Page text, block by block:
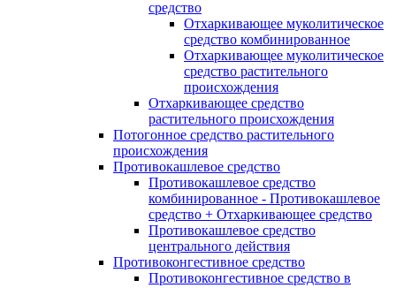
средство
Отхаркивающее муколитическое
средство комбинированное
Отхаркивающее муколитическое
средство растительного
происхождения
Отхаркивающее средство
растительного происхождения
Потогонное средство растительного
происхождения
Противокашлевое средство
Противокашлевое средство
комбинированное - Противокашлевое
средство + Отхаркивающее средство
Противокашлевое средство
центрального действия
Противоконгестивное средство
Противоконгестивное средство в